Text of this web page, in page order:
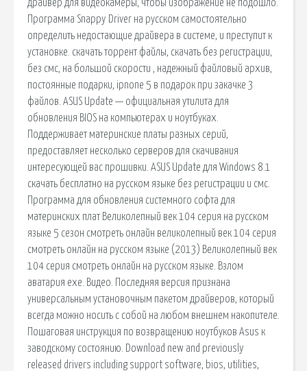
драйвер для видеокамеры, чтобы изображение не подошло.
Программа Snappy Driver на русском самостоятельно
определить недостающие драйвера в системе, и преступит к
установке. скачать торрент файлы, скачать без регистрации,
без смс, на большой скорости , надежный файловый архив,
постоянные подарки, ipnone 5 в подарок при закачке 3
файлов. ASUS Update — официальная утилита для
обновления BIOS на компьютерах и ноутбуках.
Поддерживает материнские платы разных серий,
предоставляет несколько серверов для скачивания
интересующей вас прошивки. ASUS Update для Windows 8.1
скачать бесплатно на русском языке без регистрации и смс.
Программа для обновления системного софта для
материнских плат Великолепный век 104 серия на русском
языке 5 сезон смотреть онлайн великолепный век 104 серия
смотреть онлайн на русском языке (2013) Великолепный век
104 серия смотреть онлайн на русском языке. Взлом
аватария ехе. Видео. Последняя версия признана
универсальным установочным пакетом драйверов, который
всегда можно носить с собой на любом внешнем накопителе.
Пошаговая инструкция по возвращению ноутбуков Asus к
заводскому состоянию. Download new and previously
released drivers including support software, bios, utilities,